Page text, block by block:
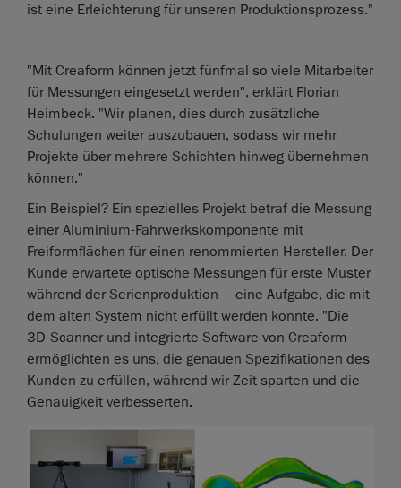
ist eine Erleichterung für unseren Produktionsprozess."
"Mit Creaform können jetzt fünfmal so viele Mitarbeiter
für Messungen eingesetzt werden", erklärt Florian
Heimbeck. "Wir planen, dies durch zusätzliche
Schulungen weiter auszubauen, sodass wir mehr
Projekte über mehrere Schichten hinweg übernehmen
können."
Ein Beispiel? Ein spezielles Projekt betraf die Messung
einer Aluminium-Fahrwerkskomponente mit
Freiformflächen für einen renommierten Hersteller. Der
Kunde erwartete optische Messungen für erste Muster
während der Serienproduktion – eine Aufgabe, die mit
dem alten System nicht erfüllt werden konnte. "Die
3D-Scanner und integrierte Software von Creaform
ermöglichten es uns, die genauen Spezifikationen des
Kunden zu erfüllen, während wir Zeit sparten und die
Genauigkeit verbesserten.